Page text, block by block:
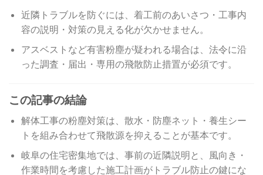
近隣トラブルを防ぐには、着工前のあいさつ・工事内
容の説明・対策の見える化が欠かせません。
アスベストなど有害粉塵が疑われる場合は、法令に沿
った調査・届出・専用の飛散防止措置が必須です。
この記事の結論
解体工事の粉塵対策は、散水・防塵ネット・養生シー
トを組み合わせて飛散源を抑えることが基本です。
岐阜の住宅密集地では、事前の近隣説明と、風向き・
作業時間を考慮した施工計画がトラブル防止の鍵にな